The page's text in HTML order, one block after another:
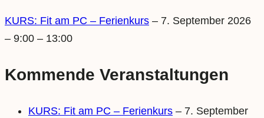
KURS: Fit am PC – Ferienkurs – 7. September 2026
– 9:00 – 13:00
Kommende Veranstaltungen
KURS: Fit am PC – Ferienkurs – 7. September